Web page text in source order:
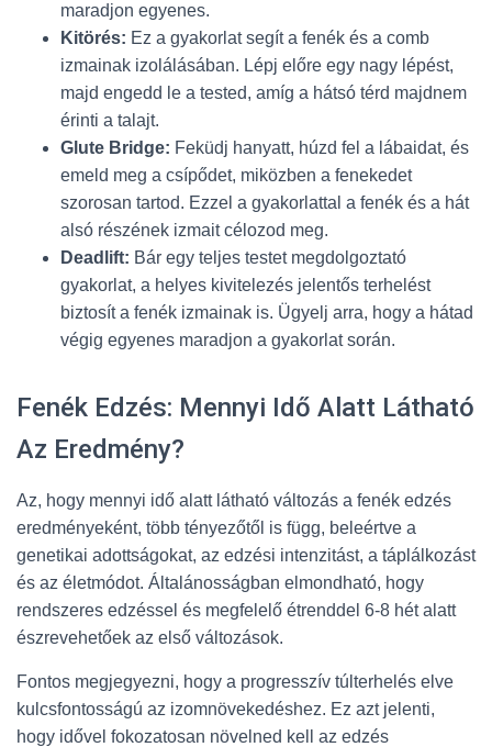
maradjon egyenes.
Kitörés: Ez a gyakorlat segít a fenék és a comb
izmainak izolálásában. Lépj előre egy nagy lépést,
majd engedd le a tested, amíg a hátsó térd majdnem
érinti a talajt.
Glute Bridge: Feküdj hanyatt, húzd fel a lábaidat, és
emeld meg a csípődet, miközben a fenekedet
szorosan tartod. Ezzel a gyakorlattal a fenék és a hát
alsó részének izmait célozod meg.
Deadlift: Bár egy teljes testet megdolgoztató
gyakorlat, a helyes kivitelezés jelentős terhelést
biztosít a fenék izmainak is. Ügyelj arra, hogy a hátad
végig egyenes maradjon a gyakorlat során.
Fenék Edzés: Mennyi Idő Alatt Látható
Az Eredmény?
Az, hogy mennyi idő alatt látható változás a fenék edzés
eredményeként, több tényezőtől is függ, beleértve a
genetikai adottságokat, az edzési intenzitást, a táplálkozást
és az életmódot. Általánosságban elmondható, hogy
rendszeres edzéssel és megfelelő étrenddel 6-8 hét alatt
észrevehetőek az első változások.
Fontos megjegyezni, hogy a progresszív túlterhelés elve
kulcsfontosságú az izomnövekedéshez. Ez azt jelenti,
hogy idővel fokozatosan növelned kell az edzés